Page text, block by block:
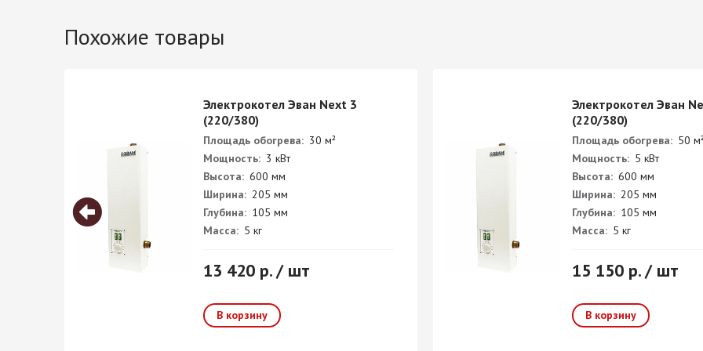
Похожие товары
Электрокотел Эван Next 3
(220/380)
Площадь обогрева: 30 м²
Мощность: 3 кВт
Высота: 600 мм
Ширина: 205 мм
Глубина: 105 мм
Масса: 5 кг
13 420 р. / шт
Электрокотел Эван
(220/380)
Площадь обогрева: 50
Мощность: 5 кВт
Высота: 600 мм
Ширина: 205 мм
Глубина: 105 мм
Масса: 5 кг
15 150 р. / шт